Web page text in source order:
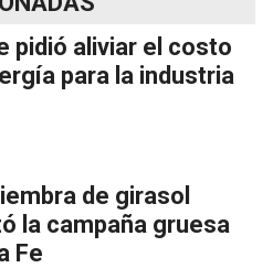
pidió aliviar el costo
para la industria
de girasol
la campaña gruesa
Fe